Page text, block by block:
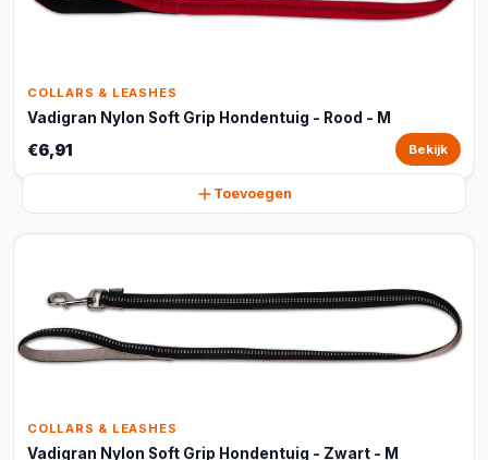
COLLARS & LEASHES
Vadigran Nylon Soft Grip Hondentuig - Rood - M
€6,91 Bekijk
Toevoegen
COLLARS & LEASHES
Vadigran Nylon Soft Grip Hondentuig - Zwart - M